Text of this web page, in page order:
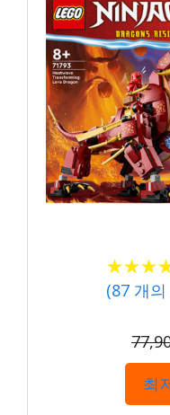
★★★
★★★
(87 개
최